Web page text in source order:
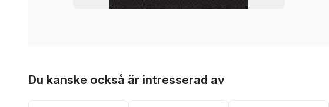
Du kanske också är intresserad av